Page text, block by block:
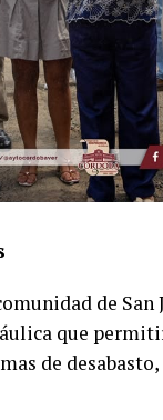
de San
que
de